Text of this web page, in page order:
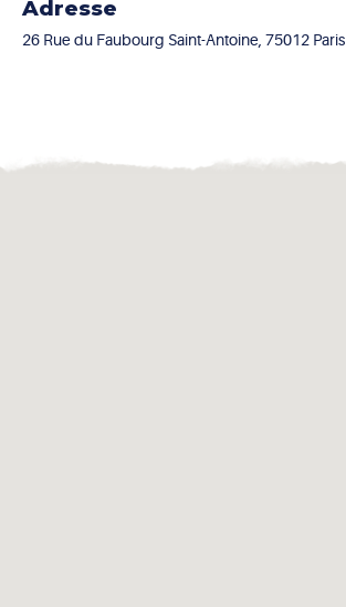
Adresse
26 Rue du Faubourg Saint-Antoine, 75012 Paris